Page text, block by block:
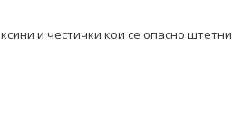
и честички кои се опасно